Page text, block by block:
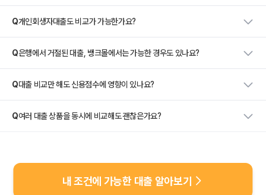
Q개인회생자대출도 비교가 가능한가요?
Q은행에서 거절된 대출, 뱅크몰에서는 가능한 경우도 있나요?
Q대출 비교만 해도 신용점수에 영향이 있나요?
Q여러 대출 상품을 동시에 비교해도 괜찮은가요?
내 조건에 가능한 대출 알아보기